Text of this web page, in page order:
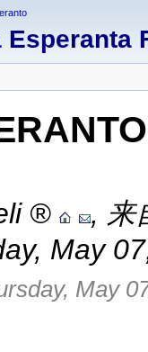
Esperanta
, 来
May
May